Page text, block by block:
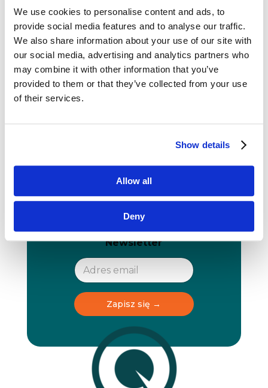
We use cookies to personalise content and ads, to
provide social media features and to analyse our traffic.
We also share information about your use of our site with
our social media, advertising and analytics partners who
may combine it with other information that you’ve
provided to them or that they’ve collected from your use
of their services.
Show details
Allow all
Deny
o nowościach?
N
e
w
s
e
t
t
e
r
N
e
w
s
e
t
t
e
r
N
w
Newsletter
Zapisz się →